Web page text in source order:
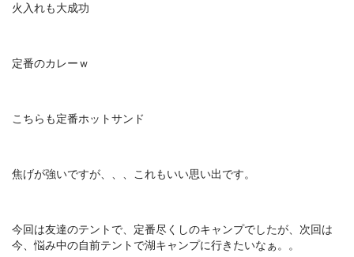
火入れも大成功
定番のカレーｗ
こちらも定番ホットサンド
焦げが強いですが、、、これもいい思い出です。
今回は友達のテントで、定番尽くしのキャンプでしたが、次回は
今、悩み中の自前テントで湖キャンプに行きたいなぁ。。